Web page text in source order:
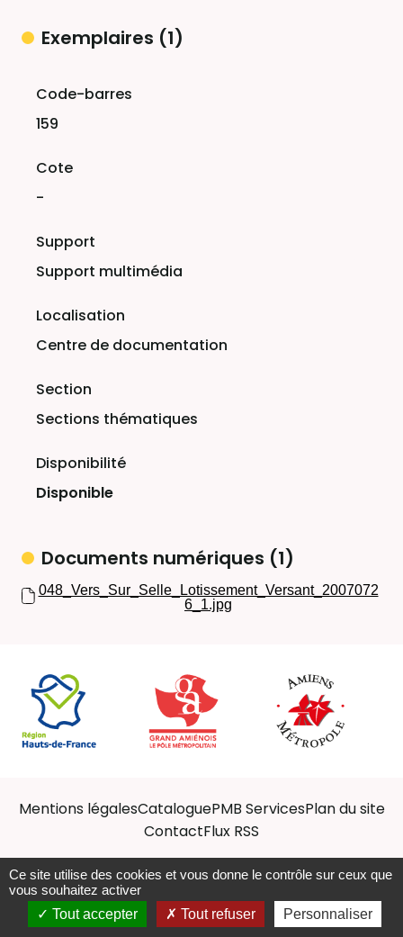
Afficher les ressources
Exemplaires (1)
159
-
Support multimédia
Centre de documentation
Sections thématiques
Disponible
Documents numériques (1)
048_Vers_Sur_Selle_Lotissement_Versant_2007072
6_1.jpg
Mentions légalesCataloguePMB ServicesPlan du site
ContactFlux RSS
Ce site utilise des cookies et vous donne le contrôle sur ceux que
vous souhaitez activer
Tout accepter
Tout refuser Personnaliser